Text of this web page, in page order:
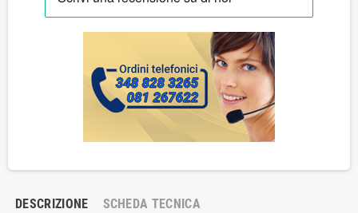
DESCRIZIONE SCHEDA TECNICA